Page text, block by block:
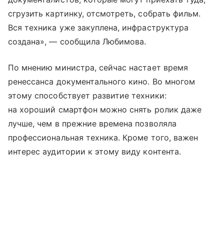
сгрузить картинку, отсмотреть, собрать фильм.
Вся техника уже закуплена, инфраструктура
создана», — сообщила Любимова.
По мнению министра, сейчас настает время
ренессанса документального кино. Во многом
этому способствует развитие техники:
на хороший смартфон можно снять ролик даже
лучше, чем в прежние времена позволяла
профессиональная техника. Кроме того, важен
интерес аудитории к этому виду контента.